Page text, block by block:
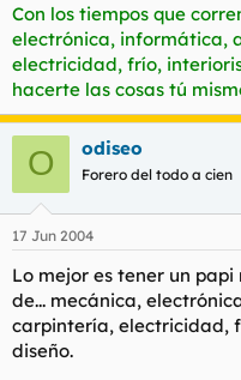
Con los tiempos que
electrónica, informática,
electricidad, frío,
hacerte las cosas tú
O odiseo
Forero del todo a cien
17 Jun 2004
Lo mejor es tener un
de... mecánica,
carpintería, electricidad,
diseño.